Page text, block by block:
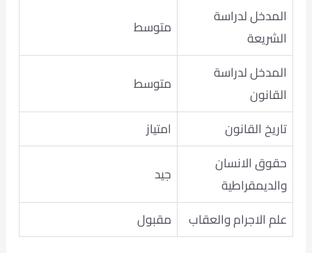
المدخل لدراسة
الشريعة
متوسط
المدخل لدراسة
القانون
متوسط
تاريخ القانون
امتياز
حقوق الانسان
والديمقراطية
جيد
علم الاجرام والعقاب
مقبول